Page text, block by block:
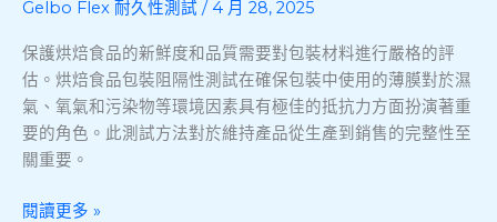
Gelbo Flex 耐久性測試 / 4 月 28, 2025
保護烘焙食品的新鮮度和品質需要對包裝材料進行嚴格的評
估。烘焙食品包裝阻隔性測試在確保包裝中使用的薄膜對於濕
氣、氧氣和污染物等環境因素具有極佳的抵抗力方面扮演著重
要的角色。此測試方法對於維持產品從生產到銷售的完整性至
關重要。
品
包
裝
阻
隔
性
試
閱讀更多 »